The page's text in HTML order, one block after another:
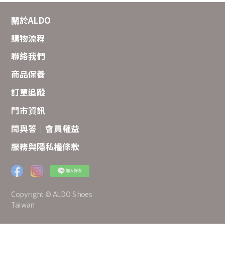
關於ALDO
購物流程
聯絡我們
商品保養
訂單追蹤
門市資訊
問與答｜會員權益
服務與隱私權條款
Copyright © ALDO Shoes
Taiwan